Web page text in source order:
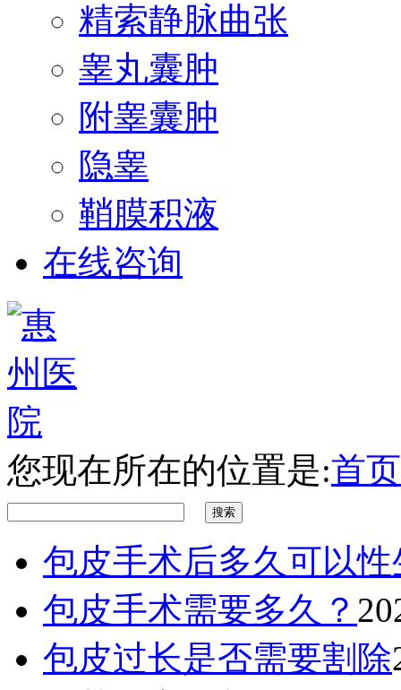
精索静脉曲张
睾丸囊肿
附睾囊肿
隐睾
鞘膜积液
在线咨询
您现在所在的位置是:首页
包皮手术后多久可以
包皮手术需要多久？
包皮过长是否需要割除